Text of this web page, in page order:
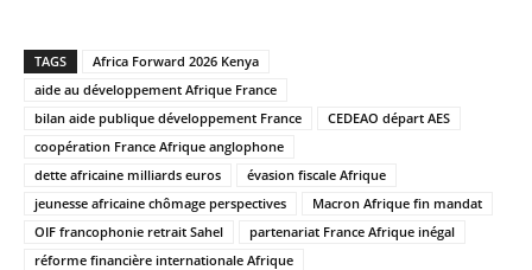
TAGS
Africa Forward 2026 Kenya
aide au développement Afrique France
bilan aide publique développement France
CEDEAO départ AES
coopération France Afrique anglophone
dette africaine milliards euros
évasion fiscale Afrique
jeunesse africaine chômage perspectives
Macron Afrique fin mandat
OIF francophonie retrait Sahel
partenariat France Afrique inégal
réforme financière internationale Afrique